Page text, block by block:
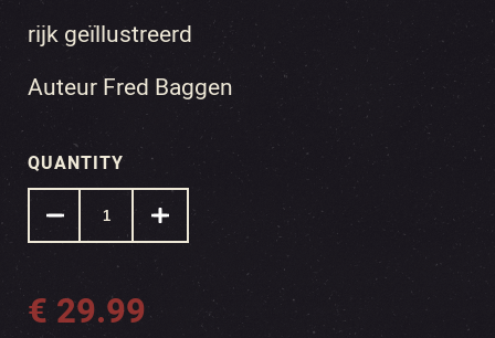
rijk geïllustreerd
Auteur Fred Baggen
QUANTITY
€29.99